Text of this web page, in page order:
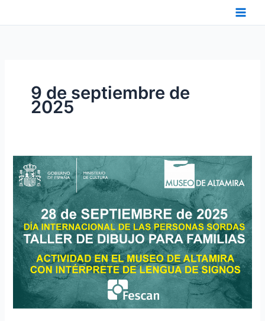
9 de septiembre de
2025
28
DE
SEPTIEMBRE
2025.
NUEVA
ACTIVIDAD
EN
EL
MUSEO
ALTAMIRA